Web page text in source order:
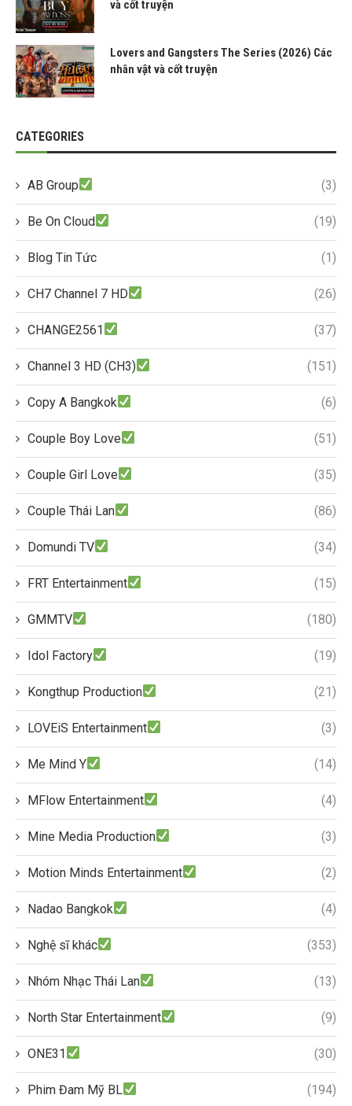
và cốt truyện
Lovers and Gangsters The Series (2026) Các
nhân vật và cốt truyện
CATEGORIES
AB Group (3)
Be On Cloud (19)
Blog Tin Tức (1)
CH7 Channel 7 HD (26)
CHANGE2561 (37)
Channel 3 HD (CH3) (151)
Copy A Bangkok (6)
Couple Boy Love (51)
Couple Girl Love (35)
Couple Thái Lan (86)
Domundi TV (34)
FRT Entertainment (15)
GMMTV (180)
Idol Factory (19)
Kongthup Production (21)
LOVEiS Entertainment (3)
Me Mind Y (14)
MFlow Entertainment (4)
Mine Media Production (3)
Motion Minds Entertainment (2)
Nadao Bangkok (4)
Nghệ sĩ khác (353)
Nhóm Nhạc Thái Lan (13)
North Star Entertainment (9)
ONE31 (30)
Phim Đam Mỹ BL (194)